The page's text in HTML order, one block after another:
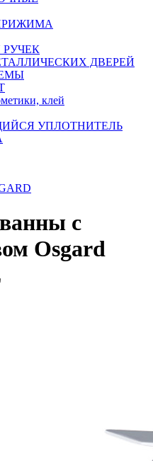
ДВЕРЕЙ
клей
УПЛОТНИТЕЛЬ
с
Osgard